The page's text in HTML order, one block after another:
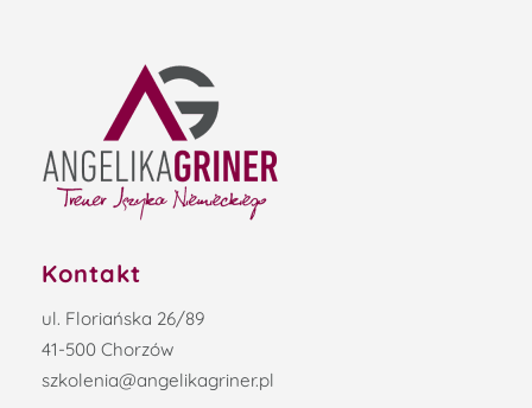
Kontakt
ul. Floriańska 26/89
41-500 Chorzów
szkolenia@angelikagriner.pl